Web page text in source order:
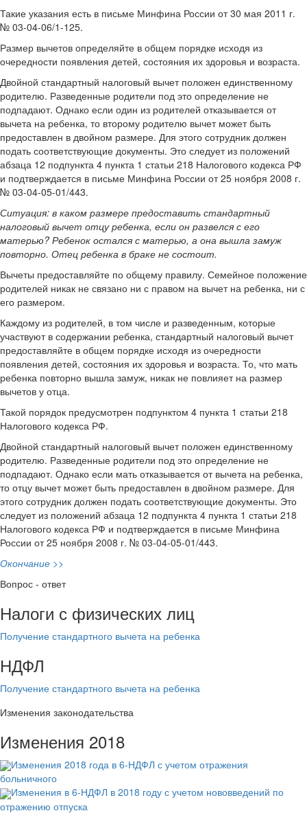
Такие указания есть в письме Минфина России от 30 мая 2011 г.
№ 03-04-06/1-125.
Размер вычетов определяйте в общем порядке исходя из
очередности появления детей, состояния их здоровья и возраста.
Двойной стандартный налоговый вычет положен единственному
родителю. Разведенные родители под это определение не
подпадают. Однако если один из родителей отказывается от
вычета на ребенка, то второму родителю вычет может быть
предоставлен в двойном размере. Для этого сотрудник должен
подать соответствующие документы. Это следует из положений
абзаца 12 подпункта 4 пункта 1 статьи 218 Налогового кодекса РФ
и подтверждается в письме Минфина России от 25 ноября 2008 г.
№ 03-04-05-01/443.
Ситуация: в каком размере предоставить стандартный
налоговый вычет отцу ребенка, если он развелся с его
матерью? Ребенок остался с матерью, а она вышла замуж
повторно. Отец ребенка в браке не состоит.
Вычеты предоставляйте по общему правилу. Семейное положение
родителей никак не связано ни с правом на вычет на ребенка, ни с
его размером.
Каждому из родителей, в том числе и разведенным, которые
участвуют в содержании ребенка, стандартный налоговый вычет
предоставляйте в общем порядке исходя из очередности
появления детей, состояния их здоровья и возраста. То, что мать
ребенка повторно вышла замуж, никак не повлияет на размер
вычетов у отца.
Такой порядок предусмотрен подпунктом 4 пункта 1 статьи 218
Налогового кодекса РФ.
Двойной стандартный налоговый вычет положен единственному
родителю. Разведенные родители под это определение не
подпадают. Однако если мать отказывается от вычета на ребенка,
то отцу вычет может быть предоставлен в двойном размере. Для
этого сотрудник должен подать соответствующие документы. Это
следует из положений абзаца 12 подпункта 4 пункта 1 статьи 218
Налогового кодекса РФ и подтверждается в письме Минфина
России от 25 ноября 2008 г. № 03-04-05-01/443.
Окончание >>
Вопрос - ответ
Налоги с физических лиц
Получение стандартного вычета на ребенка
НДФЛ
Получение стандартного вычета на ребенка
Изменения законодательства
Изменения 2018
Изменения 2018 года в 6-НДФЛ с учетом отражения
больничного
Изменения в 6-НДФЛ в 2018 году с учетом нововведений по
отражению отпуска